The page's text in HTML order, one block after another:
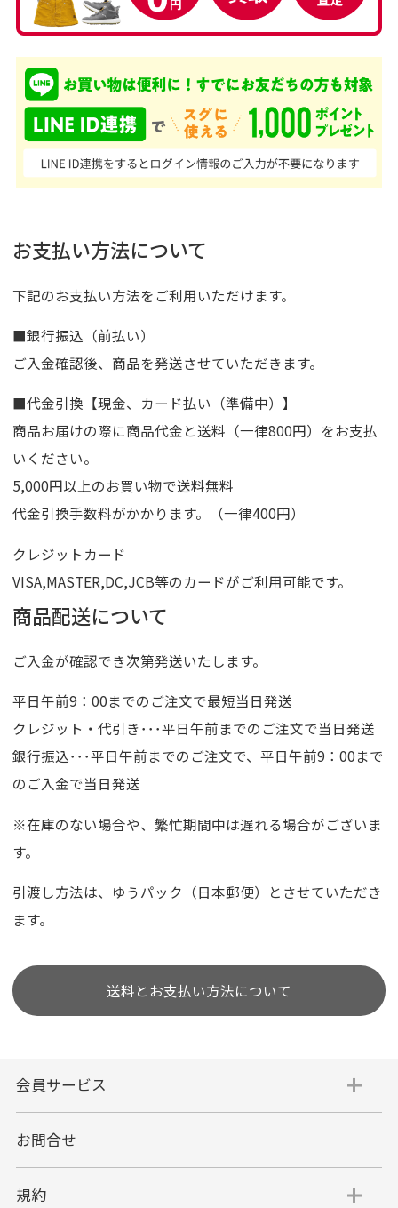
お支払い方法について
下記のお支払い方法をご利用いただけます。
■銀行振込（前払い）
ご入金確認後、商品を発送させていただきます。
■代金引換【現金、カード払い（準備中）】
商品お届けの際に商品代金と送料（一律800円）をお支払
いください。
5,000円以上のお買い物で送料無料
代金引換手数料がかかります。（一律400円）
クレジットカード
VISA,MASTER,DC,JCB等のカードがご利用可能です。
商品配送について
ご入金が確認でき次第発送いたします。
平日午前9：00までのご注文で最短当日発送
クレジット・代引き･･･平日午前までのご注文で当日発送
銀行振込･･･平日午前までのご注文で、平日午前9：00まで
のご入金で当日発送
※在庫のない場合や、繁忙期間中は遅れる場合がございま
す。
引渡し方法は、ゆうパック（日本郵便）とさせていただき
ます。
送料とお支払い方法について
会員サービス
お問合せ
規約